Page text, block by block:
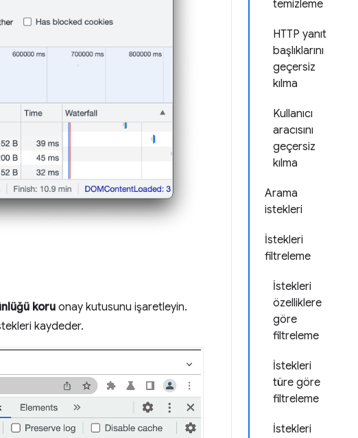
temizleme
HTTP yanıt
başlıklarını
geçersiz
kılma
Kullanıcı
aracısını
geçersiz
kılma
Arama
istekleri
İstekleri
filtreleme
İstekleri
özelliklere
göre
filtreleme
İstekleri
türe göre
filtreleme
İstekleri
koru onay kutusunu işaretleyin.
kaydeder.